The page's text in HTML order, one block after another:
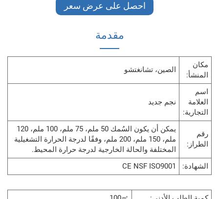
احصل على عرض سعر
الصين، تشانغتشو
نجم جديد
يمكن أن يكون السُمك 50 ملم، 75 ملم، 100 ملم، 120
ملم، 150 ملم، 200 ملم، وفقًا لدرجة الحرارة التشغيلية
المختلفة والحالة الخارجية لدرجة حرارة المحيط.
CE NSF ISO9001